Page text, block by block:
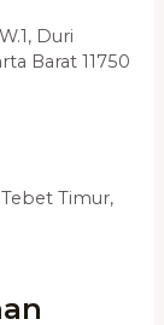
Duri
Barat 11750
Timur,